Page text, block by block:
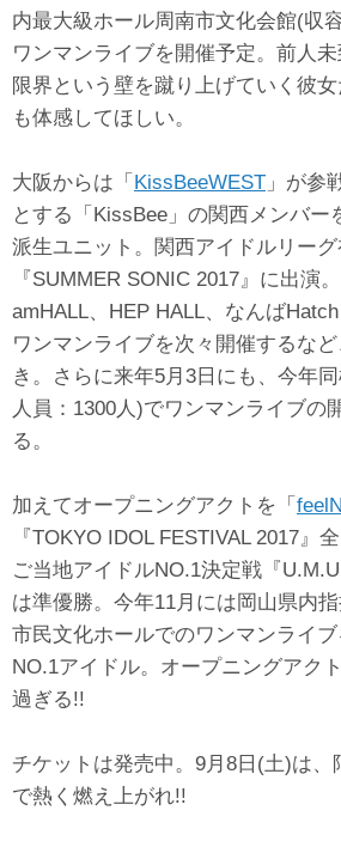
内最大級ホール周南市文化会館(収
ワンマンライブを開催予定。前人未
限界という壁を蹴り上げていく彼
も体感してほしい。
大阪からは「 KissBeeWEST 」が参
とする「KissBee」の関西メンバー
派生ユニット。関西アイドルリーグ
『SUMMER SONIC 2017』に出演
amHALL、HEP HALL、なんば
ワンマンライブを次々開催するな
き。さらに来年5月3日にも、今年
人員：1300人)でワンマンライブの
る。
加えてオープニングアクトを「
『TOKYO IDOL FESTIVAL 2017』
ご当地アイドルNO.1決定戦『
は準優勝。今年11月には岡山県内
市民文化ホールでのワンマンライ
NO.1アイドル。オープニングアク
過ぎる!!
チケットは発売中。9月8日(土)は、
で熱く燃え上がれ!!